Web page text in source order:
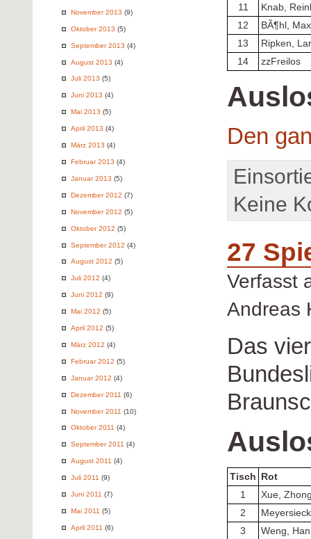
November 2013 (9)
Oktober 2013 (5)
September 2013 (4)
August 2013 (4)
Juli 2013 (5)
Juni 2013 (4)
Mai 2013 (5)
April 2013 (4)
März 2013 (4)
Februar 2013 (4)
Januar 2013 (5)
Dezember 2012 (7)
November 2012 (5)
Oktober 2012 (5)
September 2012 (4)
August 2012 (5)
Juli 2012 (4)
Juni 2012 (9)
Mai 2012 (5)
April 2012 (5)
März 2012 (4)
Februar 2012 (5)
Januar 2012 (4)
Dezember 2011 (6)
November 2011 (10)
Oktober 2011 (4)
September 2011 (4)
August 2011 (4)
Juli 2011 (9)
Juni 2011 (7)
Mai 2011 (5)
April 2011 (6)
11
Knab,
12
BÃ¶hl, Max
13
Ripken,
14
zzFreilos
Den
Keine
27
Verfasst
Andreas
Das
Tisch
Rot
1
Xue,
2
3
Weng,